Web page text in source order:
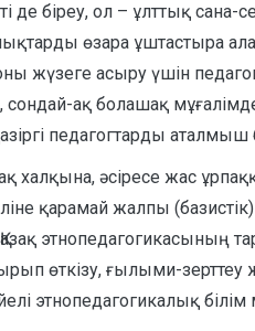
де біреу, ол – ұлттық
өзара ұштастыра
жүзеге асыру үшін
сондай-ақ болашақ
педагогтарды
халқына, әсіресе жас
қарамай жалпы (базистік)
этнопедагогикасының
өткізу, ғылыми-
этнопедагогикалық